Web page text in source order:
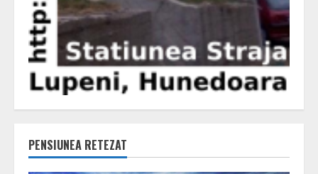
PENSIUNEA RETEZAT